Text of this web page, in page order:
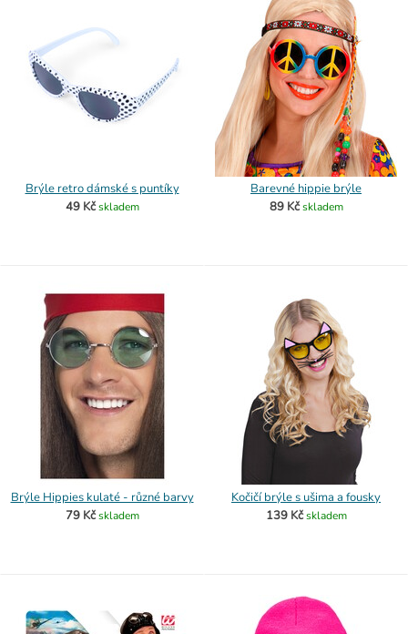
Brýle retro dámské s puntíky
49 Kč skladem
Barevné hippie brýle
89 Kč skladem
Brýle Hippies kulaté - různé barvy
79 Kč skladem
Kočičí brýle s ušima a fousky
139 Kč skladem